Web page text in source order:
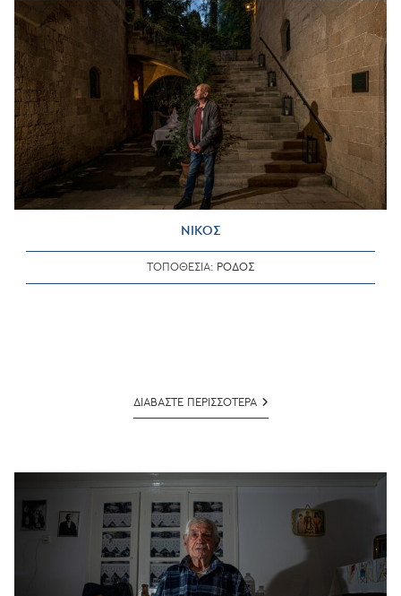
ΝΙΚΟΣ
ΤΟΠΟΘΕΣΙΑ: ΡΟΔΟΣ
ΔΙΑΒΑΣΤΕ ΠΕΡΙΣΣΟΤΕΡΑΝΙΚΟΣ